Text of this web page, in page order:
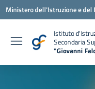
Vai ai contenuti
Vai al menu di navigazione
Vai al footer
Ministero dell'Istruzione e del
Istituto
Secondaria
"Giovanni